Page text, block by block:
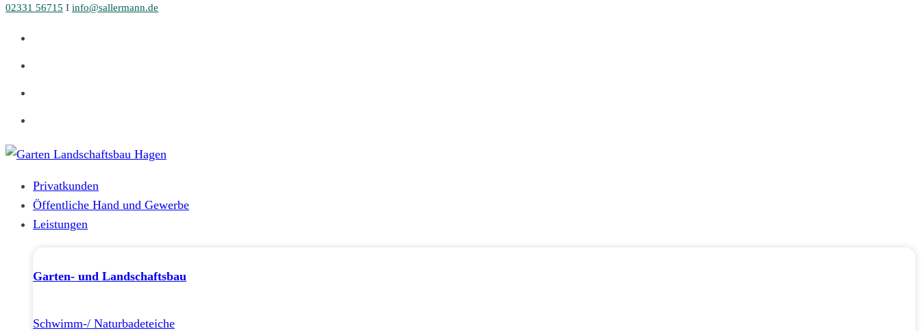
Zum
Inhalt
02331 56715 I info@sallermann.de
Privatkunden
Öffentliche Hand und Gewerbe
Leistungen
Garten- und Landschaftsbau
Schwimm-/ Naturbadeteiche